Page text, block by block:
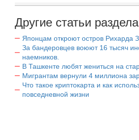
Другие статьи раздела
Японцам откроют остров Рихарда
За бандеровцев воюют 16 тысяч
наемников.
В Ташкенте любят жениться на
Мигрантам вернули 4 миллиона
Что такое криптокарта и как
повседневной жизни